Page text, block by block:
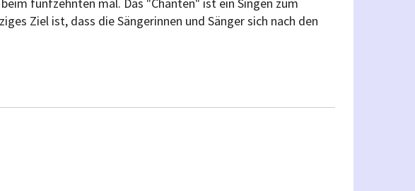
fünfzehnten mal. Das "Chanten" ist ein Singen zum
Ziel ist, dass die Sängerinnen und Sänger sich nach den